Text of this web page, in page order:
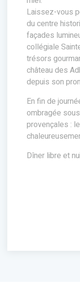
Laissez-vous
du centre
façades
collégiale
trésors
château des
depuis son
En fin de
ombragée
provençales :
Dîner libre et